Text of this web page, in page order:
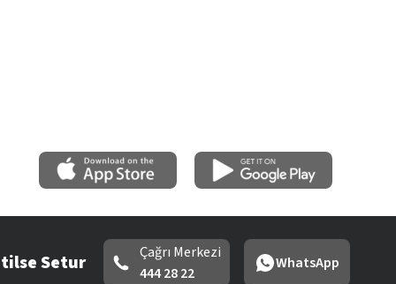
Setur
Çağrı Merkezi
444 28 22
WhatsApp